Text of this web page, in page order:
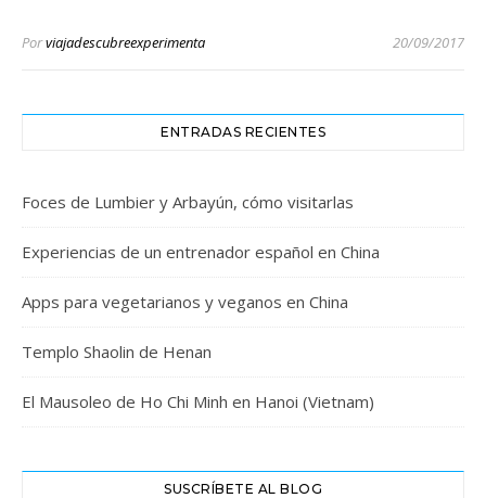
Porviajadescubreexperimenta 20/09/2017
ENTRADAS RECIENTES
Foces de Lumbier y Arbayún, cómo visitarlas
Experiencias de un entrenador español en China
Apps para vegetarianos y veganos en China
Templo Shaolin de Henan
El Mausoleo de Ho Chi Minh en Hanoi (Vietnam)
SUSCRÍBETE AL BLOG